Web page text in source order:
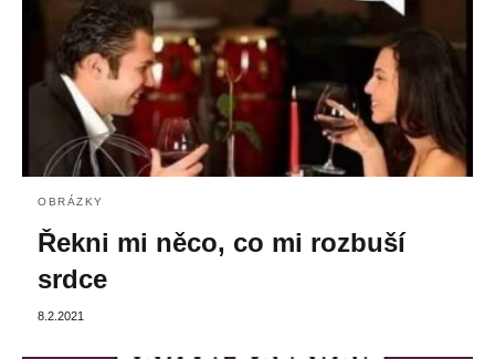
OBRÁZKY
Řekni mi něco, co mi rozbuší
srdce
8.2.2021